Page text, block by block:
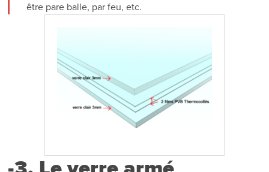
être pare balle, par feu, etc.